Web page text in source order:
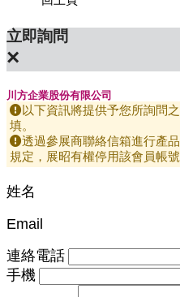
立即詢問
×
川方企業股份有限公司
以下資訊將提供予您所詢問
填。
透過參展商聯絡信箱進行產
規定，展昭有權停用該會員帳號
姓名
Email
連絡電話
手機